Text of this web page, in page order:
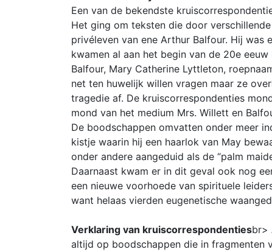
Een van de bekendste
Het ging om teksten die door
privéleven van ene Arthur Balfour. Hij
kwamen al aan het begin van de 20e
Balfour, Mary Catherine Lyttleton,
net ten huwelijk willen vragen maar ze
tragedie af. De kruiscorrespondenties
mond van het medium Mrs. Willett en
De boodschappen omvatten onder meer
kistje waarin hij een haarlok van May
onder andere aangeduid als de “palm
Daarnaast kwam er in dit geval ook nog
een nieuwe voorhoede van spirituele
want helaas vierden eugenetische
Verklaring van kruiscorrespondentiesbr>
altijd op boodschappen die in fragmenten